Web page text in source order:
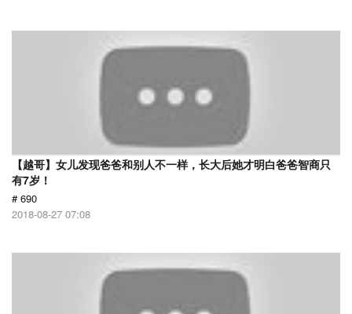
【越哥】女儿发现爸爸和别人不一样，长大后她才明白爸爸智商只
有7岁！
# 690
2018-08-27 07:08